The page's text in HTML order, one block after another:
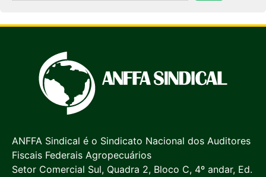
ANFFA Sindical é o Sindicato Nacional dos Auditores
Fiscais Federais Agropecuários
Setor Comercial Sul, Quadra 2, Bloco C, 4º andar, Ed.